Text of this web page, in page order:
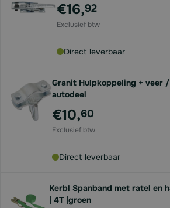
€16,92
Direct leverbaar
Granit Hulpkoppeling + veer /
autodeel
€10,60
Direct leverbaar
Kerbl Spanband met ratel en
| 4T |groen